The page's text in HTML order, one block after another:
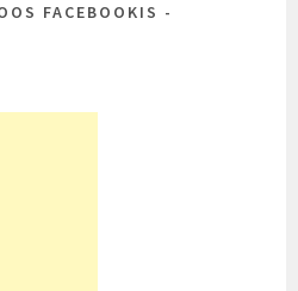
FACEBOOKIS